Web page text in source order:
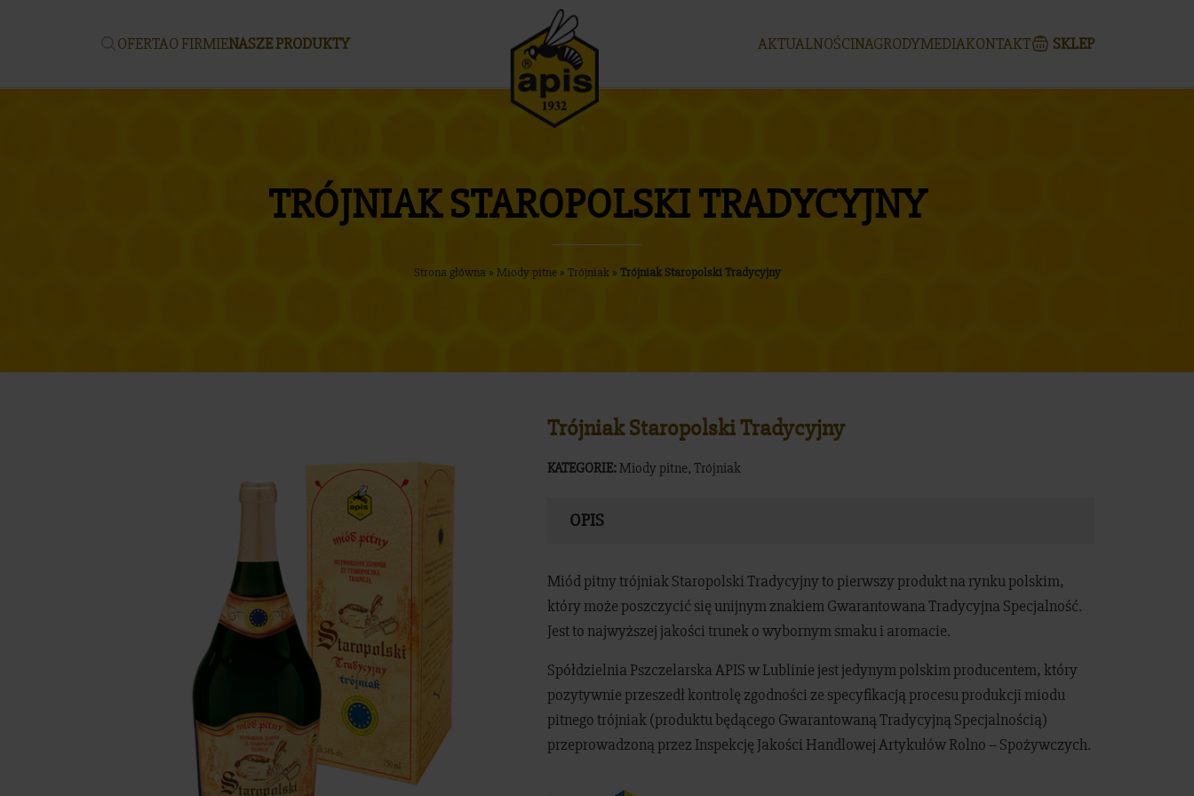
OFERTAO FIRMIENASZE PRODUKTY AKTUALNOŚCINAGRODYMEDIAKONTAKT SKLEP
TRÓJNIAK STAROPOLSKI TRADYCYJNY
Strona główna» Miody pitne» Trójniak» Trójniak Staropolski Tradycyjny
Trójniak Staropolski Tradycyjny
KATEGORIE:Miody pitne,Trójniak
OPIS
Miód pitny trójniak Staropolski Tradycyjny to pierwszy produkt na rynku polskim,
który może poszczycić się unijnym znakiem Gwarantowana Tradycyjna Specjalność.
Jest to najwyższej jakości trunek o wybornym smaku i aromacie.
Spółdzielnia Pszczelarska APIS w Lublinie jest jedynym polskim producentem, który
pozytywnie przeszedł kontrolę zgodności ze specyfikacją procesu produkcji miodu
pitnego trójniak (produktu będącego Gwarantowaną Tradycyjną Specjalnością)
przeprowadzoną przez Inspekcję Jakości Handlowej Artykułów Rolno – Spożywczych.